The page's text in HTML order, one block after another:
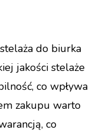
do biurka
jakości stelaże
co wpływa
zakupu warto
co